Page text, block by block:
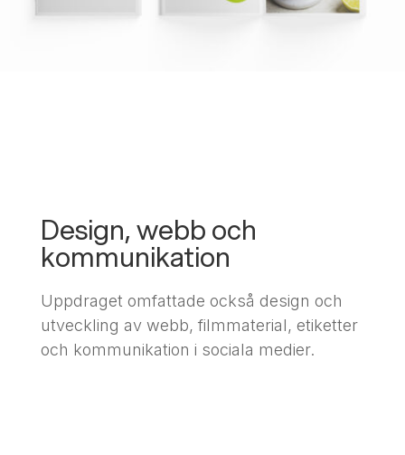
Design, webb och
kommunikation
Uppdraget omfattade också design och
utveckling av webb, filmmaterial, etiketter
och kommunikation i sociala medier.